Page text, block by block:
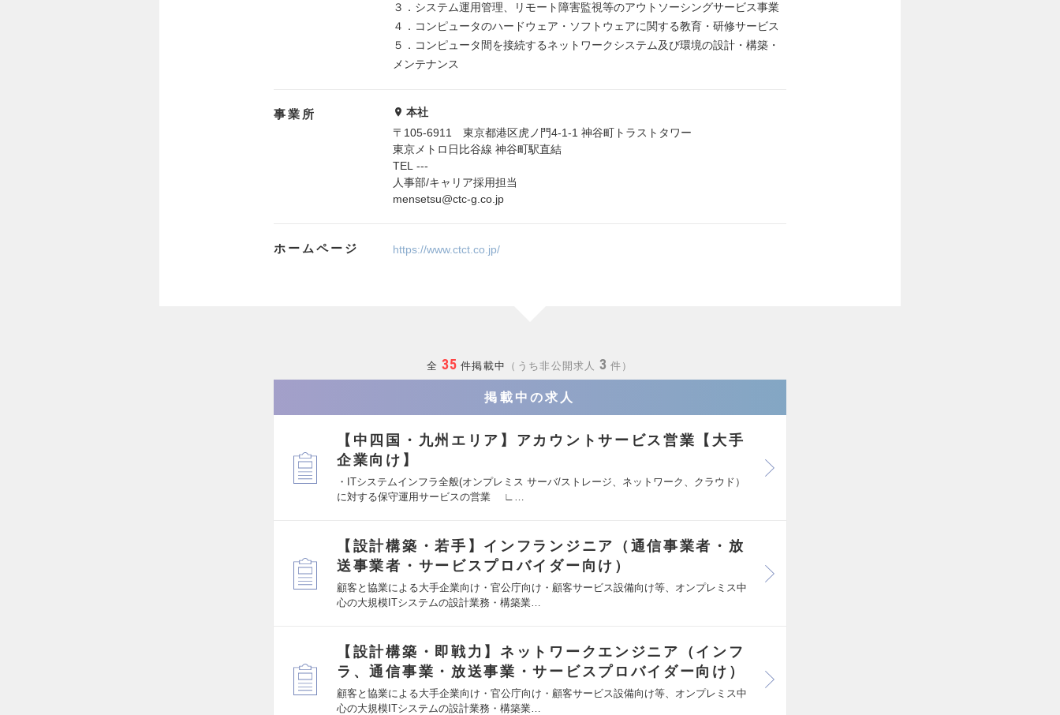
３．システム運用管理、リモート障害監視等のアウトソーシングサービス事業
４．コンピュータのハードウェア・ソフトウェアに関する教育・研修サービス
５．コンピュータ間を接続するネットワークシステム及び環境の設計・構築・
メンテナンス
事業所
本社
〒105-6911 東京都港区虎ノ門4-1-1 神谷町トラストタワー
東京メトロ日比谷線 神谷町駅直結
TEL ---
人事部/キャリア採用担当
mensetsu@ctc-g.co.jp
ホームページ https://www.ctct.co.jp/
全 35 件掲載中 うち非公開求人 3 件
掲載中の求人
【中四国・九州エリア】アカウントサービス営業【大手
企業向け】
・ITシステムインフラ全般(オンプレミス サーバ/ストレージ、ネットワーク、クラウド）
に対する保守運用サービスの営業 ∟…
【設計構築・若手】インフランジニア（通信事業者・放
送事業者・サービスプロバイダー向け）
顧客と協業による大手企業向け・官公庁向け・顧客サービス設備向け等、オンプレミス中
心の大規模ITシステムの設計業務・構築業…
【設計構築・即戦力】ネットワークエンジニア（インフ
ラ、通信事業・放送事業・サービスプロバイダー向け）
顧客と協業による大手企業向け・官公庁向け・顧客サービス設備向け等、オンプレミス中
心の大規模ITシステムの設計業務・構築業…